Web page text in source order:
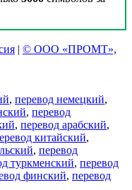
| © ООО «ПРОМТ»,
, перевод немецкий,
, перевод
, перевод арабский,
китайский,
, перевод
туркменский, перевод
финский, перевод